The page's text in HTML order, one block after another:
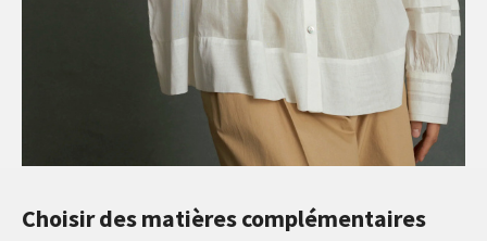
Choisir des matières complémentaires